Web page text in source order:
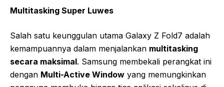
Multitasking Super Luwes
Salah satu keunggulan utama Galaxy Z Fold7 adalah
kemampuannya dalam menjalankan multitasking
secara maksimal. Samsung membekali perangkat ini
dengan Multi-Active Window yang memungkinkan